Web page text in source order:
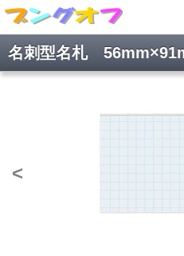
<
処理時間: 0.019秒